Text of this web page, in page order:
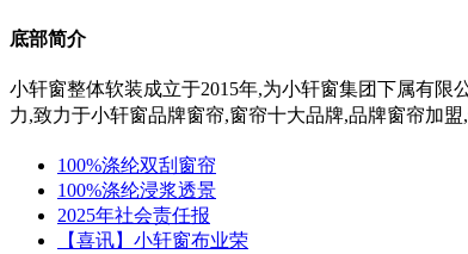
底部简介
小轩窗整体软装成立于2015年,为小轩窗集团下属有
力,致力于小轩窗品牌窗帘,窗帘十大品牌,品牌窗帘加
100%涤纶双刮窗帘
100%涤纶浸浆透景
2025年社会责任报
【喜讯】小轩窗布业荣